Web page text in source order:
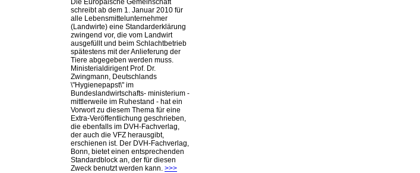
Die Europäische Gemeinschaft
schreibt ab dem 1. Januar 2010 für
alle Lebensmittelunternehmer
(Landwirte) eine Standarderklärung
zwingend vor, die vom Landwirt
ausgefüllt und beim Schlachtbetrieb
spätestens mit der Anlieferung der
Tiere abgegeben werden muss.
Ministerialdirigent Prof. Dr.
Zwingmann, Deutschlands
\"Hygienepapst\" im
Bundeslandwirtschafts- ministerium -
mittlerweile im Ruhestand - hat ein
Vorwort zu diesem Thema für eine
Extra-Veröffentlichung geschrieben,
die ebenfalls im DVH-Fachverlag,
der auch die VFZ herausgibt,
erschienen ist. Der DVH-Fachverlag,
Bonn, bietet einen entsprechenden
Standardblock an, der für diesen
Zweck benutzt werden kann. >>>